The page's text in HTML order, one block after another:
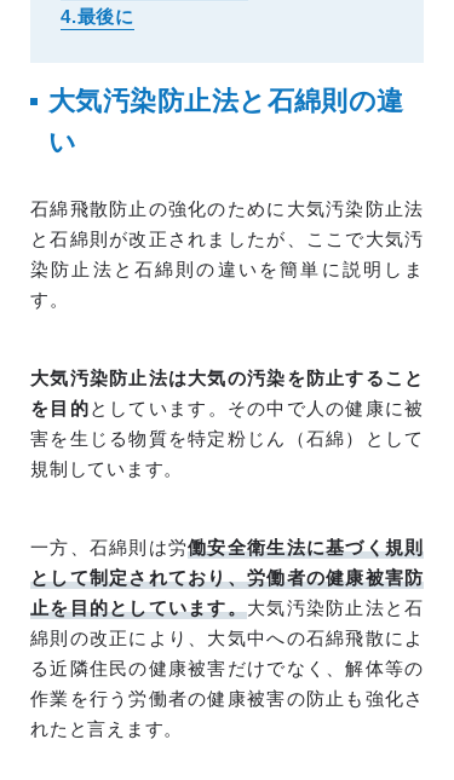
4.最後に
大気汚染防止法と石綿則の違
い
石綿飛散防止の強化のために大気汚染防止法
と石綿則が改正されましたが、ここで大気汚
染防止法と石綿則の違いを簡単に説明しま
す。
大気汚染防止法は大気の汚染を防止すること
を目的としています。その中で人の健康に被
害を生じる物質を特定粉じん（石綿）として
規制しています。
一方、石綿則は労働安全衛生法に基づく規則
として制定されており、労働者の健康被害防
止を目的としています。大気汚染防止法と石
綿則の改正により、大気中への石綿飛散によ
る近隣住民の健康被害だけでなく、解体等の
作業を行う労働者の健康被害の防止も強化さ
れたと言えます。